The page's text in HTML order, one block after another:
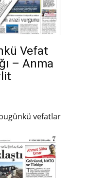
Vefat
– Anma
vefatlar